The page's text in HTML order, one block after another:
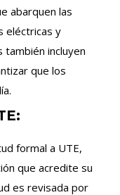
abarquen las
eléctricas y
incluyen
que los
formal a UTE,
que acredite su
es revisada por